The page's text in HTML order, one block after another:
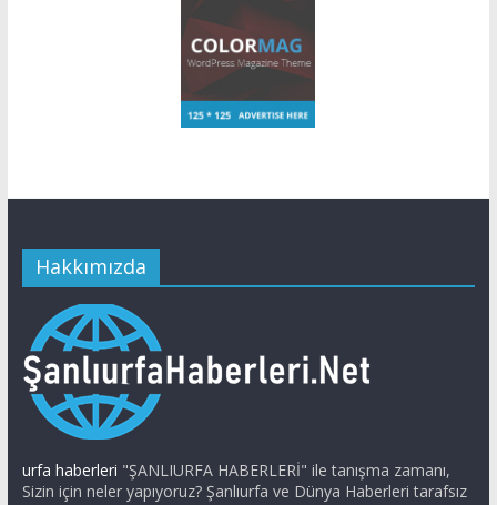
Hakkımızda
urfa haberleri "ŞANLIURFA HABERLERİ" ile tanışma zamanı,
Sizin için neler yapıyoruz? Şanlıurfa ve Dünya Haberleri tarafsız